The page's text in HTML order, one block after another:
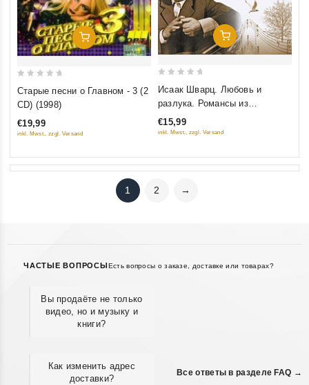
Добавить В Корзину
5
Старые песни о Главном - 3 (2
CD) (1998)
€19,99
inkl. Mwst., zzgl. Versand
Добавить В Корзину
5
Исаак Шварц. Любовь и
разлука. Романсы из
кинофильмов
€15,99
inkl. Mwst., zzgl. Versand
1 2 →
ЧАСТЫЕ ВОПРОСЫ Есть вопросы о заказе, доставке или товарах?
Вы продаёте не только
видео, но и музыку и
книги?
Как изменить адрес
доставки?
Все ответы в разделе FAQ →